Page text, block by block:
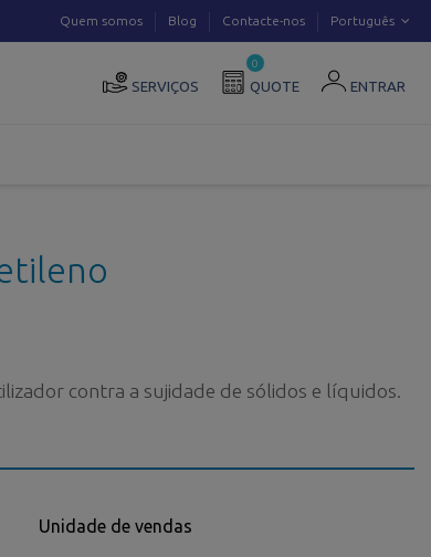
Quem somos Blog Contacte-nos Português
SERVIÇOS QUOTE
0
ENTRAR
contra a sujidade de sólidos e líquidos.
Unidade de vendas